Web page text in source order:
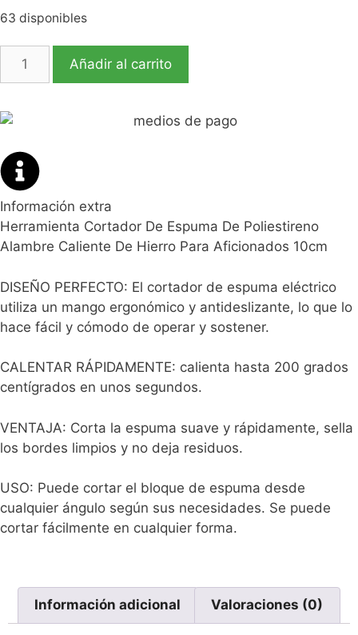
63 disponibles
Añadir al carrito
Información extra
Herramienta Cortador De Espuma De Poliestireno
Alambre Caliente De Hierro Para Aficionados 10cm
DISEÑO PERFECTO: El cortador de espuma eléctrico
utiliza un mango ergonómico y antideslizante, lo que lo
hace fácil y cómodo de operar y sostener.
CALENTAR RÁPIDAMENTE: calienta hasta 200 grados
centígrados en unos segundos.
VENTAJA: Corta la espuma suave y rápidamente, sella
los bordes limpios y no deja residuos.
USO: Puede cortar el bloque de espuma desde
cualquier ángulo según sus necesidades. Se puede
cortar fácilmente en cualquier forma.
Información adicional Valoraciones (0)